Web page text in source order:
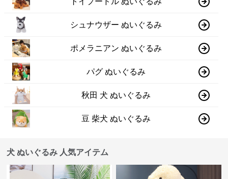
シュナウザー ぬいぐるみ
ポメラニアン ぬいぐるみ
パグ ぬいぐるみ
秋田 犬 ぬいぐるみ
豆 柴犬 ぬいぐるみ
犬 ぬいぐるみ 人気アイテム